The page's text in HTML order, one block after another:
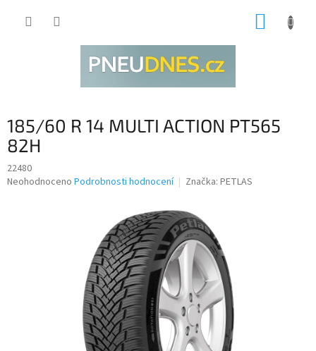
185/60 R 14 MULTI ACTION PT565
82H
22480
Průměrné
Neohodnoceno Podrobnosti hodnocení Značka: PETLAS